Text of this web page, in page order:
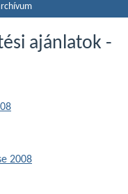
ajánlatok -
2008